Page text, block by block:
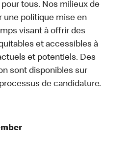
tous. Nos milieux de
une politique mise en
visant à offrir des
et accessibles à
et potentiels. Des
sont disponibles sur
de candidature.